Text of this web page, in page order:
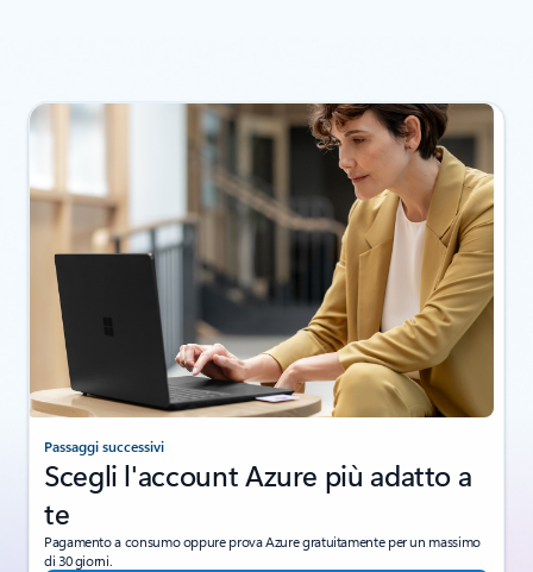
Passaggi successivi
Scegli l'account Azure più adatto a
te
Pagamento a consumo oppure prova Azure gratuitamente per un massimo
di 30 giorni.